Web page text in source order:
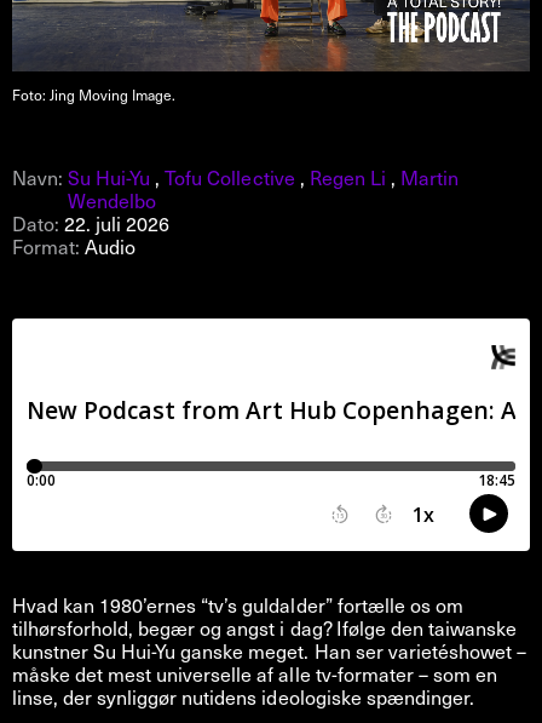
Foto: Jing Moving Image.
Navn:Su Hui-Yu ,Tofu Collective , Regen Li , Martin
Wendelbo
Dato:22. juli 2026
Format:Audio
Hvad kan 1980’ernes “tv’s guldalder” fortælle os om
tilhørsforhold, begær og angst i dag? Ifølge den taiwanske
kunstner Su Hui-Yu ganske meget. Han ser varietéshowet –
måske det mest universelle af alle tv-formater – som en
linse, der synliggør nutidens ideologiske spændinger.